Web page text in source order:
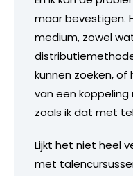
maar bevestigen.
medium, zowel
kunnen zoeken,
van een
zoals ik dat met
Lijkt het niet heel
met